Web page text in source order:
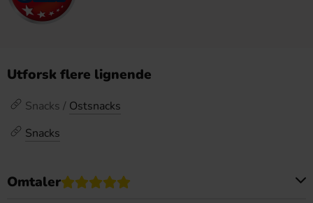
Utforsk flere lignende
Snacks / Ostsnacks
Snacks
Omtaler